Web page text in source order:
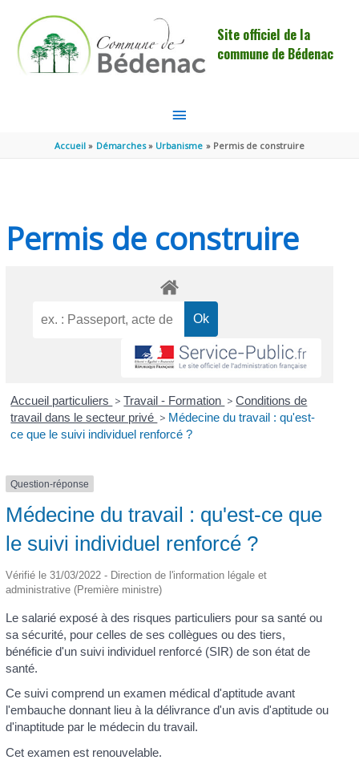
Site officiel de la
commune de Bédenac
MENU
PRINCIPAL
Accueil Démarches Urbanisme Permis de construire
Permis de construire
Accueil particuliers > Travail - Formation > Conditions de
travail dans le secteur privé > Médecine du travail : qu'est-
ce que le suivi individuel renforcé ?
Question-réponse
Médecine du travail : qu'est-ce que
le suivi individuel renforcé ?
Vérifié le 31/03/2022 - Direction de l'information légale et
administrative (Première ministre)
Le salarié exposé à des risques particuliers pour sa santé ou
sa sécurité, pour celles de ses collègues ou des tiers,
bénéficie d'un suivi individuel renforcé (SIR) de son état de
santé.
Ce suivi comprend un examen médical d'aptitude avant
l'embauche donnant lieu à la délivrance d'un avis d'aptitude ou
d'inaptitude par le médecin du travail.
Cet examen est renouvelable.